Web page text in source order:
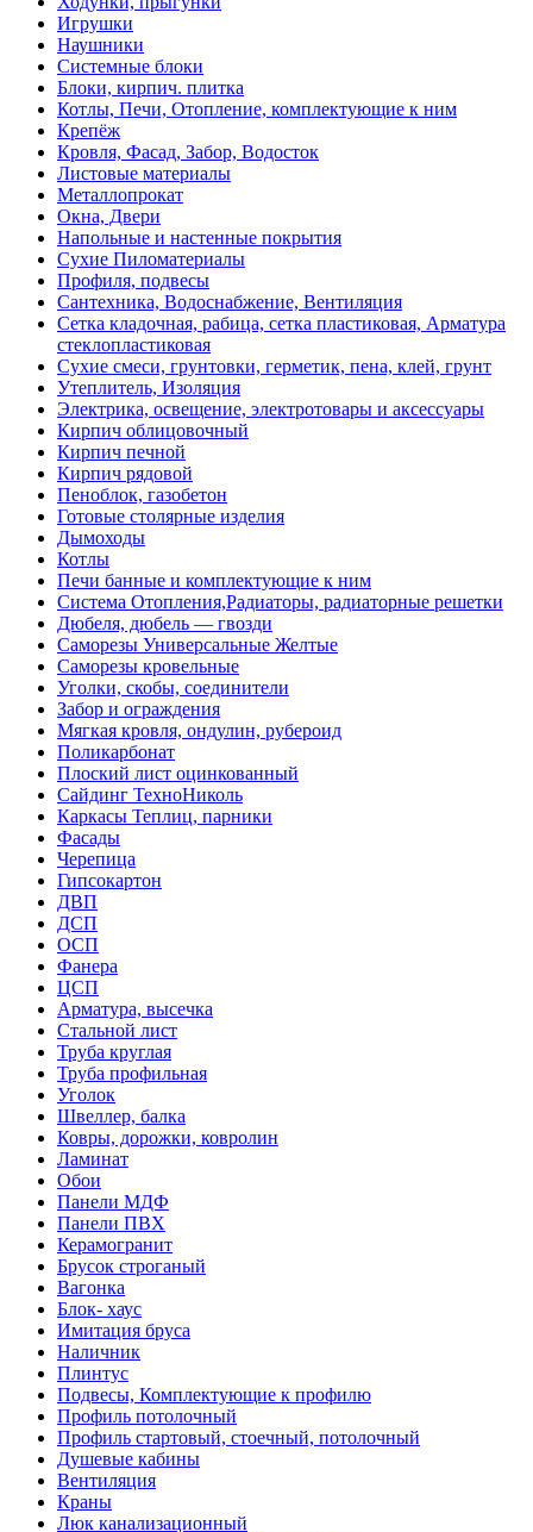
Игрушки
Наушники
Системные блоки
Блоки, кирпич. плитка
Котлы, Печи, Отопление, комплектующие к ним
Крепёж
Кровля, Фасад, Забор, Водосток
Листовые материалы
Металлопрокат
Окна, Двери
Напольные и настенные покрытия
Сухие Пиломатериалы
Профиля, подвесы
Сантехника, Водоснабжение, Вентиляция
Сетка кладочная, рабица, сетка пластиковая, Арматура
стеклопластиковая
Сухие смеси, грунтовки, герметик, пена, клей, грунт
Утеплитель, Изоляция
Электрика, освещение, электротовары и аксессуары
Кирпич облицовочный
Кирпич печной
Кирпич рядовой
Пеноблок, газобетон
Готовые столярные изделия
Дымоходы
Котлы
Печи банные и комплектующие к ним
Система Отопления,Радиаторы, радиаторные решетки
Дюбеля, дюбель — гвозди
Саморезы Универсальные Желтые
Саморезы кровельные
Уголки, скобы, соединители
Забор и ограждения
Мягкая кровля, ондулин, рубероид
Поликарбонат
Плоский лист оцинкованный
Сайдинг ТехноНиколь
Каркасы Теплиц, парники
Фасады
Черепица
Гипсокартон
ДВП
ДСП
ОСП
Фанера
ЦСП
Арматура, высечка
Стальной лист
Труба круглая
Труба профильная
Уголок
Швеллер, балка
Ковры, дорожки, ковролин
Ламинат
Обои
Панели МДФ
Панели ПВХ
Керамогранит
Брусок строганый
Вагонка
Блок- хаус
Имитация бруса
Наличник
Плинтус
Подвесы, Комплектующие к профилю
Профиль потолочный
Профиль стартовый, стоечный, потолочный
Душевые кабины
Вентиляция
Краны
Люк канализационный